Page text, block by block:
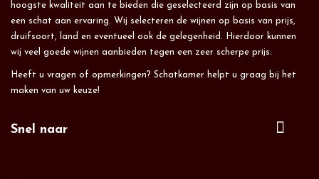
hoogste kwaliteit aan te bieden die geselecteerd zijn op basis van
een schat aan ervaring. Wij selecteren de wijnen op basis van prijs,
druifsoort, land en eventueel ook de gelegenheid. Hierdoor kunnen
wij veel goede wijnen aanbieden tegen een zeer scherpe prijs.
Heeft u vragen of opmerkingen? Schatkamer helpt u graag bij het
maken van uw keuze!
Snel naar